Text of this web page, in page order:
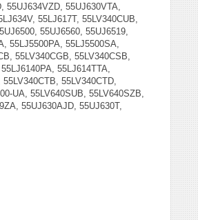
55UJ634VZD, 55UJ630VTA,
55LJ617T, 55LV340CUB,
55UJ6560, 55UJ6519,
55LJ5500PA, 55LJ5500SA,
55LV340CGB, 55LV340CSB,
55LJ614TTA,
55LV340CTD,
UA, 55LV640SUB, 55LV640SZB,
55UJ630AJD, 55UJ630T,